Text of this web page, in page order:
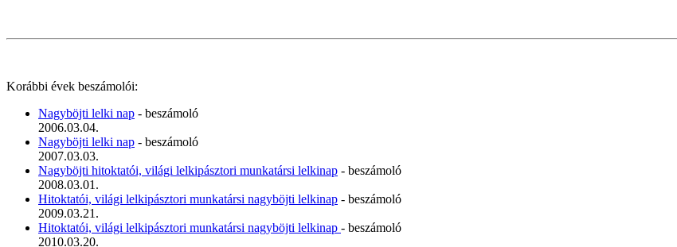
Korábbi évek beszámolói:
Nagyböjti lelki nap - beszámoló
2006.03.04.
Nagyböjti lelki nap - beszámoló
2007.03.03.
Nagyböjti hitoktatói, világi lelkipásztori munkatársi lelkinap - beszámoló
2008.03.01.
Hitoktatói, világi lelkipásztori munkatársi nagyböjti lelkinap - beszámoló
2009.03.21.
Hitoktatói, világi lelkipásztori munkatársi nagyböjti lelkinap - beszámoló
2010.03.20.